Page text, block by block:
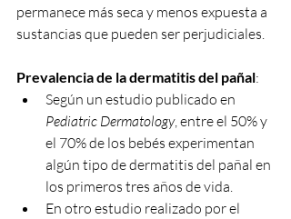
permanece más seca y menos expuesta a
sustancias que pueden ser perjudiciales.
Prevalencia de la dermatitis del pañal:
Según un estudio publicado en
Pediatric Dermatology, entre el 50% y
el 70% de los bebés experimentan
algún tipo de dermatitis del pañal en
los primeros tres años de vida.
En otro estudio realizado por el